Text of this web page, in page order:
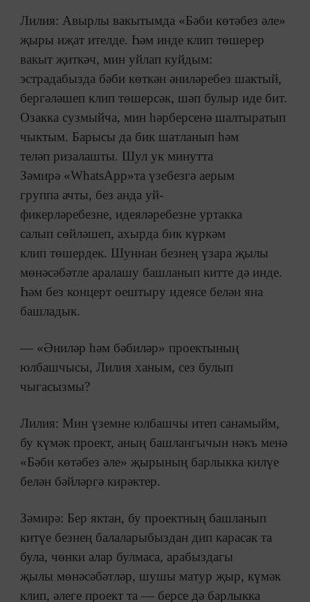
Лилия: Авырлы вакытымда «Бәби көтәбез әле»
җыры иҗат ителде. Һәм инде клип төшерер
вакыт җиткәч, мин уйлап куйдым:
эстрадабызда бәби көткән әниләребез шактый,
бергәләшеп клип төшерсәк, шәп булыр иде бит.
Озакка сузмыйча, мин һәрберсенә шалтыратып
чыктым. Барысы да бик шатланып һәм
теләп ризалашты. Шул ук минутта
Зәмирә «WhatsApp»та үзебезгә аерым
группа ачты, без анда уй-
фикерләребезне, идеяләребезне уртакка
салып сөйләшеп, ахырда бик күркәм
клип төшердек. Шуннан безнең үзара җылы
мөнәсәбәтле аралашу башланып китте дә инде.
Һәм без концерт оештыру идеясе белән яна
башладык.
— «Әниләр һәм бәбиләр» проектының
юлбашчысы, Лилия ханым, сез булып
чыгасызмы?
Лилия: Мин үземне юлбашчы итеп санамыйм,
бу күмәк проект, аның башлангычын нәкъ менә
«Бәби көтәбез әле» җырының барлыкка килүе
белән бәйләргә кирәктер.
Зәмирә: Бер яктан, бу проектның башланып
китүе безнең балаларыбыздан дип карасак та
була, чөнки алар булмаса, арабыздагы
җылы мөнәсәбәтләр, шушы матур җыр, күмәк
клип, әлеге проект та — берсе дә барлыкка